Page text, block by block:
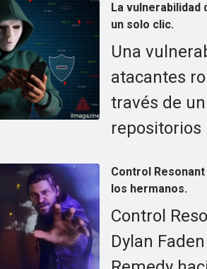
La vulnerabilidad
un solo clic.
Una
atacantes
través de
repositorios
Control
los hermanos.
Control
Dylan